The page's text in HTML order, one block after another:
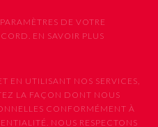
DE VOTRE
EN SAVOIR PLUS
EN UTILISANT NOS SERVICES,
LA FAÇON DONT NOUS
CONFORMÉMENT À
NOUS RESPECTONS